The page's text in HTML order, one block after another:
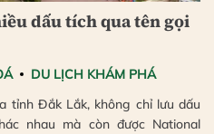
dấu tích qua tên gọi
DU LỊCH KHÁM PHÁ
tỉnh Đắk Lắk, không chỉ lưu dấu
nhau mà còn được National